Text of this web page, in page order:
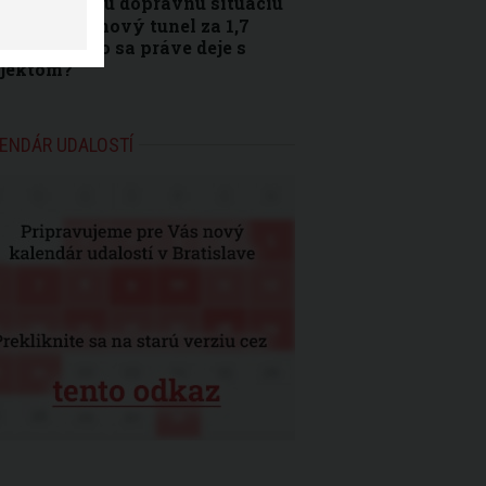
odľahčiť nový tunel za 1,7
eur. Čo sa práve deje s
UDALOSTÍ